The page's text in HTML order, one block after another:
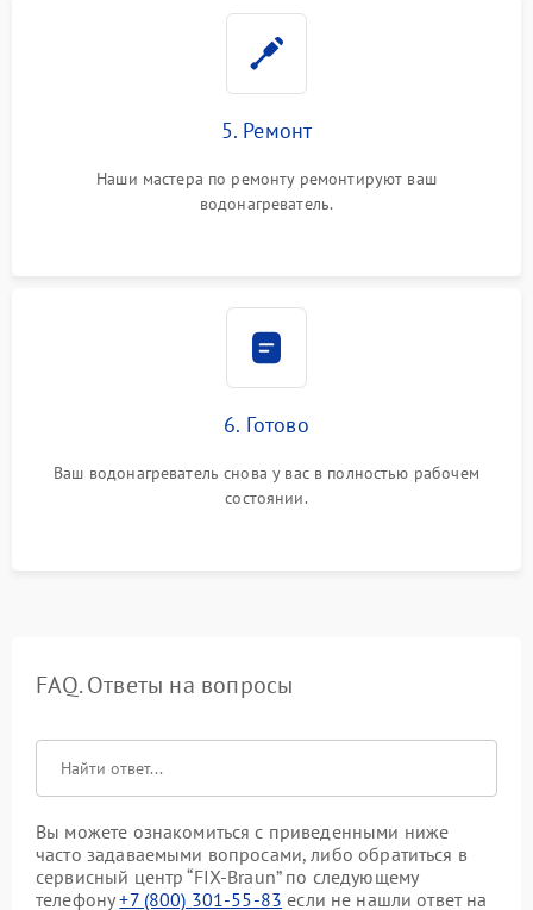
5. Ремонт
Наши мастера по ремонту ремонтируют ваш
водонагреватель.
6. Готово
Ваш водонагреватель снова у вас в полностью рабочем
состоянии.
FAQ. Ответы на вопросы
Вы можете ознакомиться с приведенными ниже
часто задаваемыми вопросами, либо обратиться в
сервисный центр “FIX-Braun” по следующему
телефону+7 (800) 301-55-83 если не нашли ответ на